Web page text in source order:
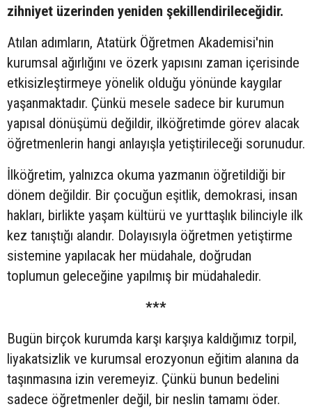
zihniyet üzerinden yeniden şekillendirileceğidir.
Atılan adımların, Atatürk Öğretmen Akademisi'nin
kurumsal ağırlığını ve özerk yapısını zaman içerisinde
etkisizleştirmeye yönelik olduğu yönünde kaygılar
yaşanmaktadır. Çünkü mesele sadece bir kurumun
yapısal dönüşümü değildir, ilköğretimde görev alacak
öğretmenlerin hangi anlayışla yetiştirileceği sorunudur.
İlköğretim, yalnızca okuma yazmanın öğretildiği bir
dönem değildir. Bir çocuğun eşitlik, demokrasi, insan
hakları, birlikte yaşam kültürü ve yurttaşlık bilinciyle ilk
kez tanıştığı alandır. Dolayısıyla öğretmen yetiştirme
sistemine yapılacak her müdahale, doğrudan
toplumun geleceğine yapılmış bir müdahaledir.
***
Bugün birçok kurumda karşı karşıya kaldığımız torpil,
liyakatsizlik ve kurumsal erozyonun eğitim alanına da
taşınmasına izin veremeyiz. Çünkü bunun bedelini
sadece öğretmenler değil, bir neslin tamamı öder.